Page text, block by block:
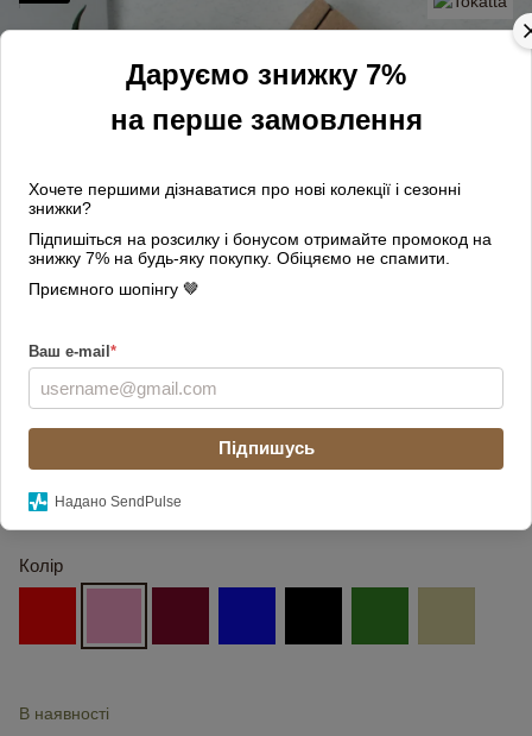
Даруємо знижку 7%
на перше замовлення
Хочете першими дізнаватися про нові колекції і сезонні
знижки?
Підпишіться на розсилку і бонусом отримайте промокод на
знижку 7% на будь-яку покупку. Обіцяємо не спамити.
Приємного шопінгу 🤎
Ваш e-mail *
Підпишусь
Надано SendPulse
Колір
В наявності